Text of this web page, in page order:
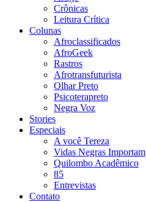
Crônicas
Leitura Crítica
Colunas
Afroclassificados
AfroGeek
Rastros
Afrotransfuturista
Olhar Preto
Psicoterapreto
Negra Voz
Stories
Especiais
A você Tereza
Vidas Negras Importam
Quilombo Acadêmico
85
Entrevistas
Contato